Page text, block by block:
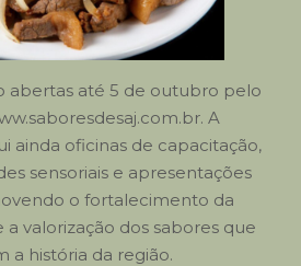
abertas até 5 de outubro pelo
A
ainda oficinas de capacitação,
sensoriais e apresentações
o fortalecimento da
valorização dos sabores que
a história da região.